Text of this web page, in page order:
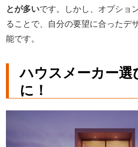
とが多いです。しかし、オプショ
ることで、自分の要望に合ったデ
能です。
ハウスメーカー選
に！